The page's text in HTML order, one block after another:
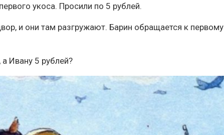
укоса. Просили по 5 рублей.
и они там разгружают. Барин обращается к первому
Ивану 5 рублей?